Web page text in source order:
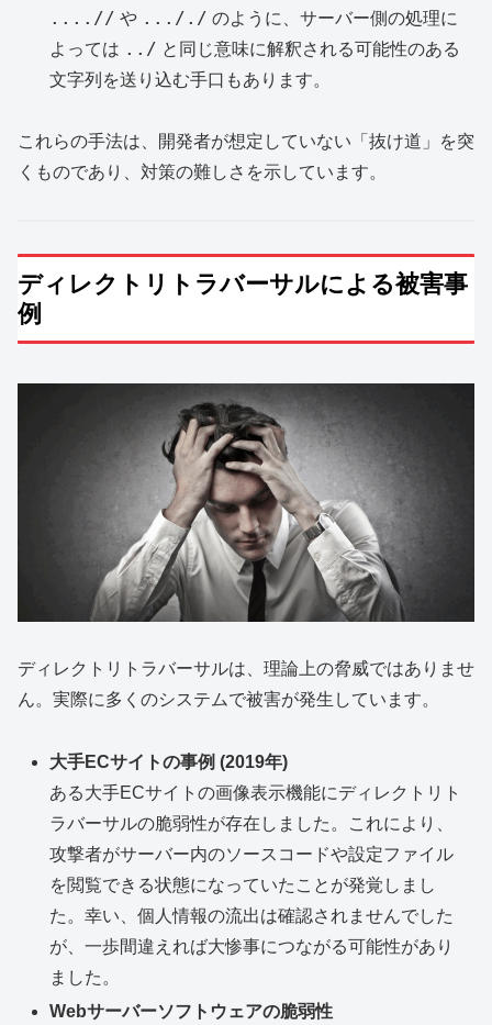
....// や ..././ のように、サーバー側の処理に
よっては ../ と同じ意味に解釈される可能性のある
文字列を送り込む手口もあります。
これらの手法は、開発者が想定していない「抜け道」を突
くものであり、対策の難しさを示しています。
ディレクトリトラバーサルによる被害事
例
ディレクトリトラバーサルは、理論上の脅威ではありませ
ん。実際に多くのシステムで被害が発生しています。
大手ECサイトの事例 (2019年)
ある大手ECサイトの画像表示機能にディレクトリト
ラバーサルの脆弱性が存在しました。これにより、
攻撃者がサーバー内のソースコードや設定ファイル
を閲覧できる状態になっていたことが発覚しまし
た。幸い、個人情報の流出は確認されませんでした
が、一歩間違えれば大惨事につながる可能性があり
ました。
Webサーバーソフトウェアの脆弱性